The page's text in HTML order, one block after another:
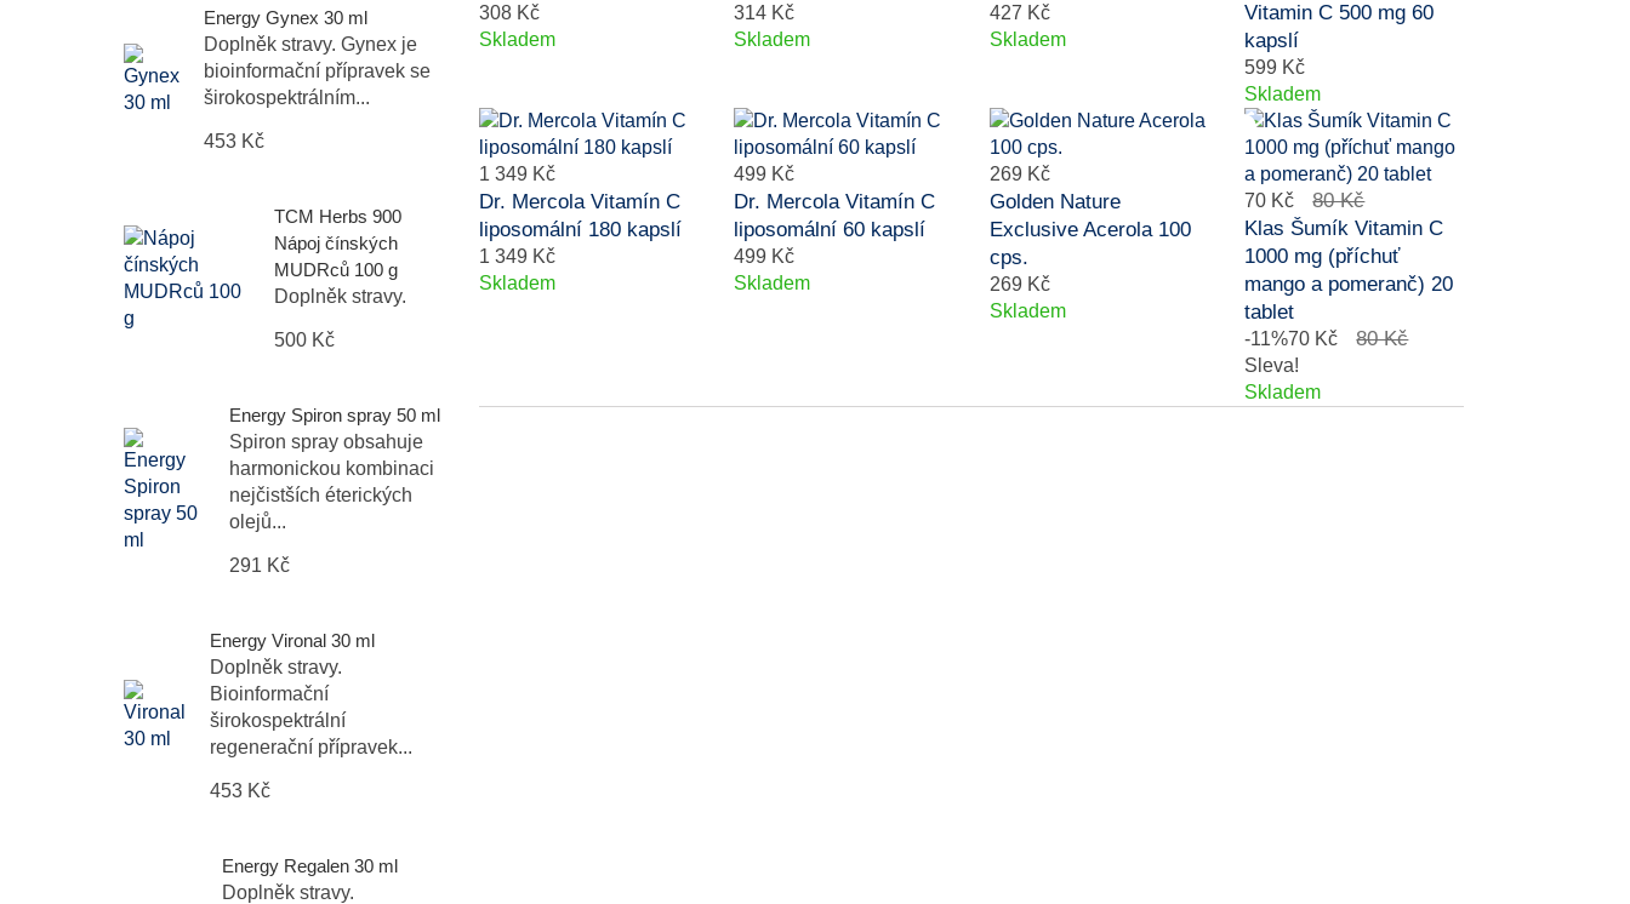
Energy Gynex 30 ml
Doplněk stravy. Gynex je
bioinformační přípravek se
širokospektrálním...
453 Kč
TCM Herbs 900
Nápoj čínských
MUDRců 100 g
Doplněk stravy.
500 Kč
Energy Spiron spray 50 ml
Spiron spray obsahuje
harmonickou kombinaci
nejčistších éterických
olejů...
291 Kč
Energy Vironal 30 ml
Doplněk stravy.
Bioinformační
širokospektrální
regenerační přípravek...
453 Kč
Energy Regalen 30 ml
Doplněk stravy.
308 Kč
Skladem
314 Kč
Skladem
427 Kč
Skladem
Vitamin C 500 mg 60
kapslí
599 Kč
Skladem
1 349 Kč
Dr. Mercola Vitamín C
liposomální 180 kapslí
1 349 Kč
Skladem
499 Kč
Dr. Mercola Vitamín C
liposomální 60 kapslí
499 Kč
Skladem
269 Kč
Golden Nature
Exclusive Acerola 100
cps.
269 Kč
Skladem
70 Kč
80 Kč
Klas Šumík Vitamin C
1000 mg (příchuť
mango a pomeranč) 20
tablet
-11%70 Kč 80 Kč
Sleva!
Skladem